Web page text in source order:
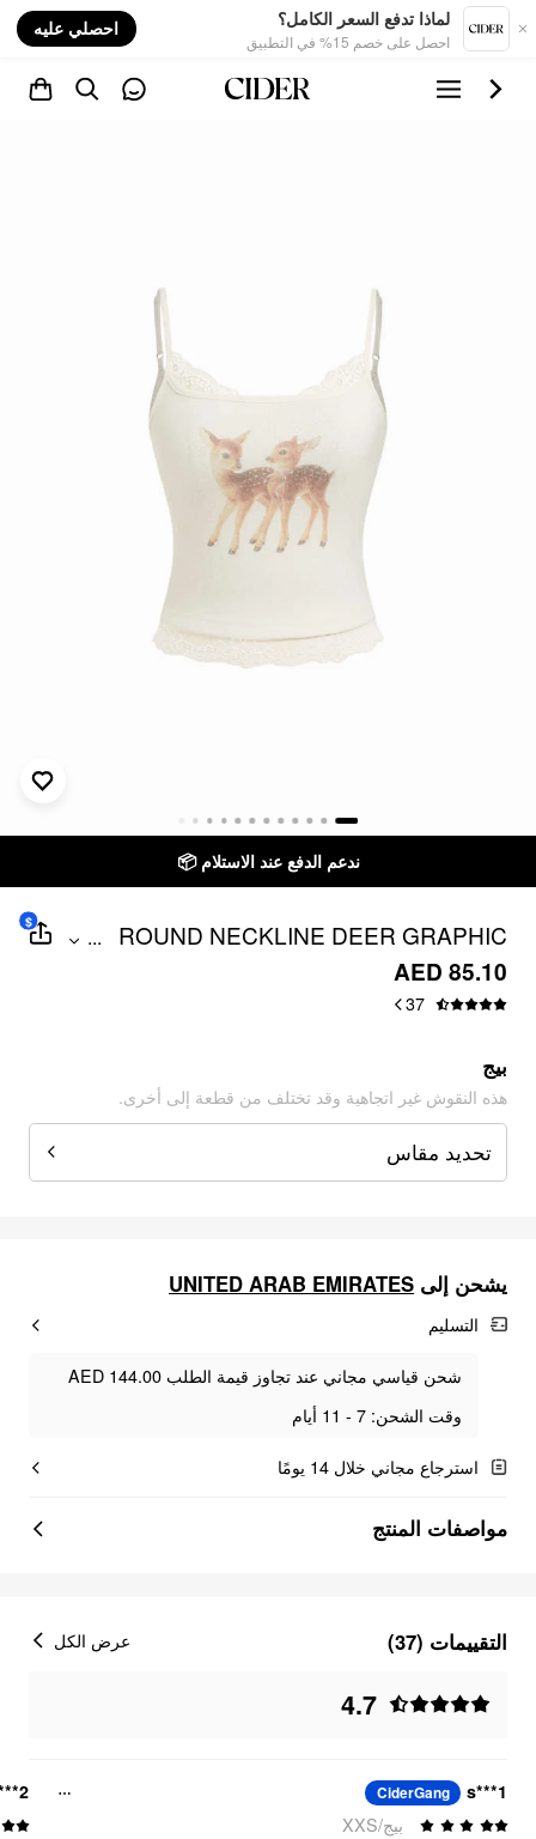
لماذا تدفع السعر الكامل؟
احصل على خصم 15% في التطبيق
احصلي عليه
ندعم الدفع عند الاستلام 📦
ROUND NECKLINE DEER GRAPHIC
LACE TRIM CAMI TOP
...
AED 85.10
37
$
بيج
هذه النقوش غير اتجاهية وقد تختلف من قطعة إلى أخرى.
تحديد مقاس
يشحن إلى UNITED ARAB EMIRATES
التسليم
شحن قياسي مجاني عند تجاوز قيمة الطلب AED 144.00
وقت الشحن: 7 - 11 أيام
استرجاع مجاني خلال 14 يومًا
مواصفات المنتج
التقييمات (37)
4.7
عرض الكل
s***1
CiderGang
بيج/XXS